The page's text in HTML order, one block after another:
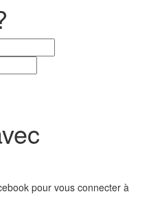
pour vous connecter à